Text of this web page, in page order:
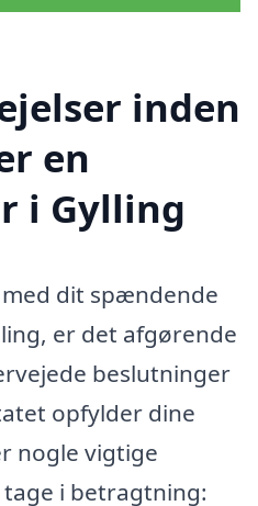
inden
en
i Gylling
dit spændende
er det afgørende
beslutninger
opfylder dine
nogle vigtige
tage i betragtning: